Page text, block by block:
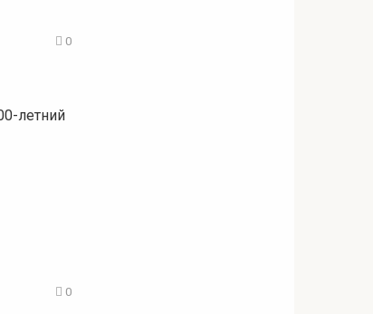
0
летний
0